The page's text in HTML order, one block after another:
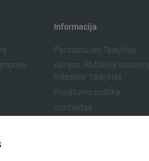
Informacija
Parduotuvės Taisyklės
Akcijos „RMDBike svajonių
krepšelis“ taisyklės
Privatumo politika
Kontaktas